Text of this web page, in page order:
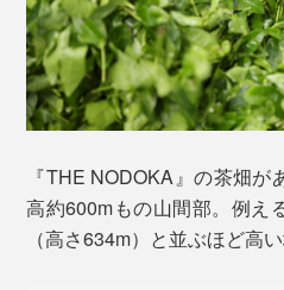
土壌の管理と栽培が極めて難
『THE NODOKA』の茶畑
高約600mもの山間部。例え
（高さ634m）と並ぶほど高い